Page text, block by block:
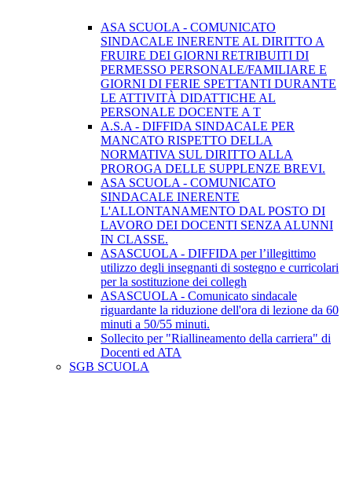
ASA SCUOLA - COMUNICATO
SINDACALE INERENTE AL DIRITTO A
FRUIRE DEI GIORNI RETRIBUITI DI
PERMESSO PERSONALE/FAMILIARE E
GIORNI DI FERIE SPETTANTI DURANTE
LE ATTIVITÀ DIDATTICHE AL
PERSONALE DOCENTE A T
A.S.A - DIFFIDA SINDACALE PER
MANCATO RISPETTO DELLA
NORMATIVA SUL DIRITTO ALLA
PROROGA DELLE SUPPLENZE BREVI.
ASA SCUOLA - COMUNICATO
SINDACALE INERENTE
L'ALLONTANAMENTO DAL POSTO DI
LAVORO DEI DOCENTI SENZA ALUNNI
IN CLASSE.
ASASCUOLA - DIFFIDA per l’illegittimo
utilizzo degli insegnanti di sostegno e curricolari
per la sostituzione dei collegh
ASASCUOLA - Comunicato sindacale
riguardante la riduzione dell'ora di lezione da 60
minuti a 50/55 minuti.
Sollecito per "Riallineamento della carriera" di
Docenti ed ATA
SGB SCUOLA